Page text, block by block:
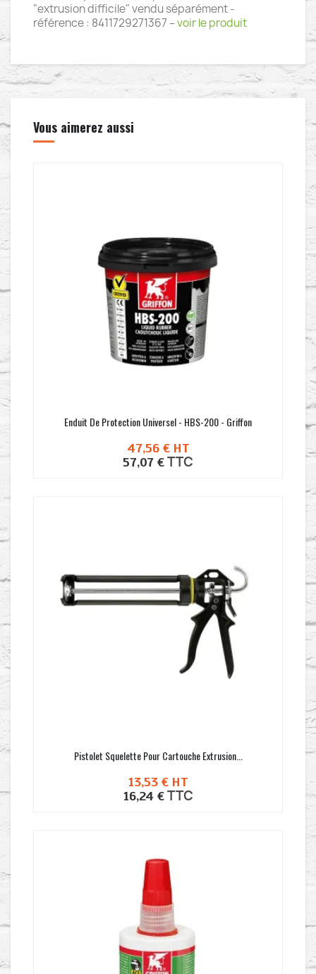
"extrusion difficile" vendu séparément -
référence : 8411729271367 –voir le produit
Vous aimerez aussi
Enduit De Protection Universel - HBS-200 - Griffon
47,56 € HT
57,07 €TTC
Pistolet Squelette Pour Cartouche Extrusion...
13,53 € HT
16,24 € TTC